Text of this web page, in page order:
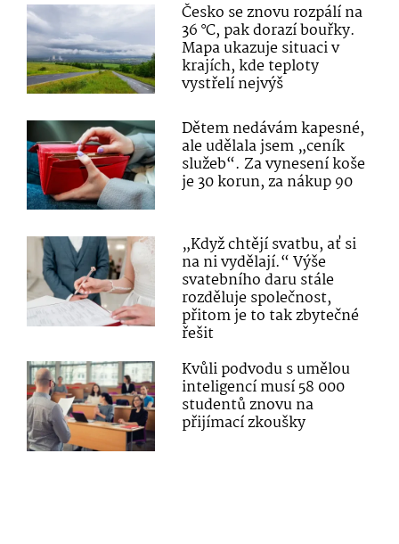
Česko se znovu rozpálí na
36 °C, pak dorazí bouřky.
Mapa ukazuje situaci v
krajích, kde teploty
vystřelí nejvýš
Dětem nedávám kapesné,
ale udělala jsem „ceník
služeb“. Za vynesení koše
je 30 korun, za nákup 90
„Když chtějí svatbu, ať si
na ni vydělají.“ Výše
svatebního daru stále
rozděluje společnost,
přitom je to tak zbytečné
řešit
Kvůli podvodu s umělou
inteligencí musí 58 000
studentů znovu na
přijímací zkoušky